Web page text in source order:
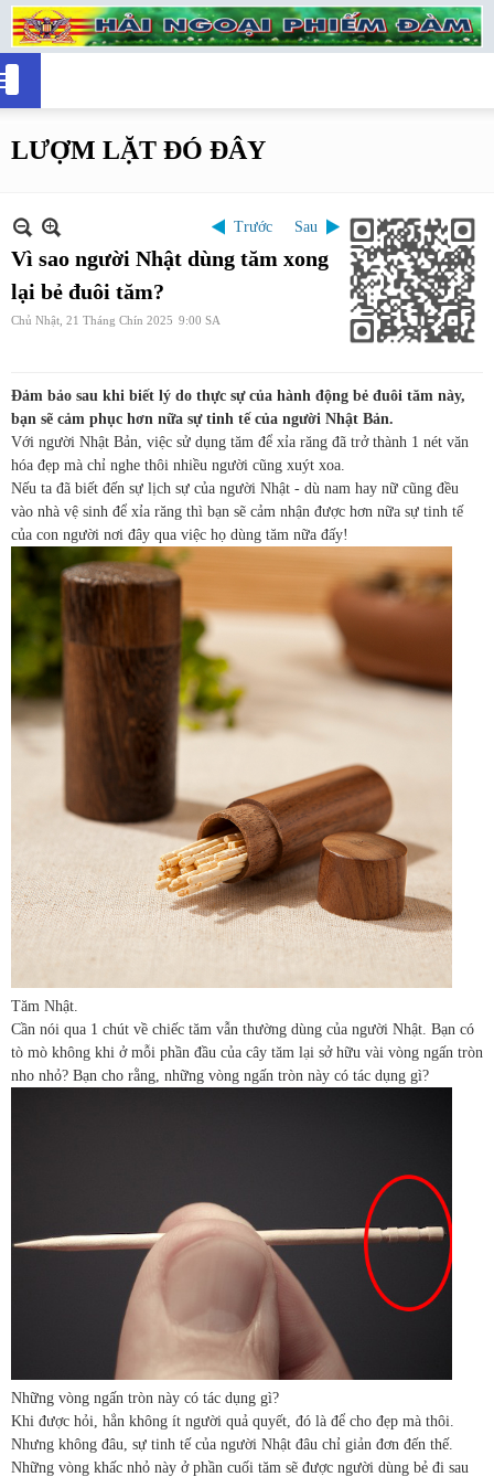
LƯỢM LẶT ĐÓ ĐÂY
Trước Sau
Vì sao người Nhật dùng tăm xong
lại bẻ đuôi tăm?
Chủ Nhật, 21 Tháng Chín 2025 9:00 SA
Đảm bảo sau khi biết lý do thực sự của hành động bẻ đuôi tăm này,
bạn sẽ cảm phục hơn nữa sự tinh tế của người Nhật Bản.
Với người Nhật Bản, việc sử dụng tăm để xỉa răng đã trở thành 1 nét văn
hóa đẹp mà chỉ nghe thôi nhiều người cũng xuýt xoa.
Nếu ta đã biết đến sự lịch sự của người Nhật - dù nam hay nữ cũng đều
vào nhà vệ sinh để xỉa răng thì bạn sẽ cảm nhận được hơn nữa sự tinh tế
của con người nơi đây qua việc họ dùng tăm nữa đấy!
Tăm Nhật.
Cần nói qua 1 chút về chiếc tăm vẫn thường dùng của người Nhật. Bạn có
tò mò không khi ở mỗi phần đầu của cây tăm lại sở hữu vài vòng ngấn tròn
nho nhỏ? Bạn cho rằng, những vòng ngấn tròn này có tác dụng gì?
Những vòng ngấn tròn này có tác dụng gì?
Khi được hỏi, hẳn không ít người quả quyết, đó là để cho đẹp mà thôi.
Nhưng không đâu, sự tinh tế của người Nhật đâu chỉ giản đơn đến thế.
Những vòng khấc nhỏ này ở phần cuối tăm sẽ được người dùng bẻ đi sau